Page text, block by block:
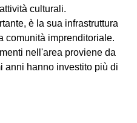
culturali.
è la sua infrastruttura
comunità imprenditoriale.
nell'area proviene da
anni hanno investito più di